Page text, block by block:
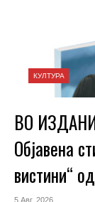
КУЛТУРА
ВО
Објавена
вистини“
5 Авг, 2026